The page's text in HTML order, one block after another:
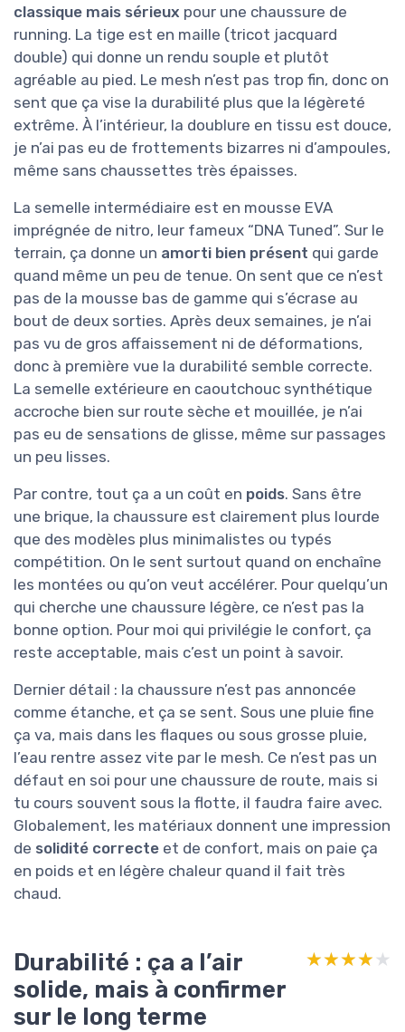
classique mais sérieux pour une chaussure de
running. La tige est en maille (tricot jacquard
double) qui donne un rendu souple et plutôt
agréable au pied. Le mesh n’est pas trop fin, donc on
sent que ça vise la durabilité plus que la légèreté
extrême. À l’intérieur, la doublure en tissu est douce,
je n’ai pas eu de frottements bizarres ni d’ampoules,
même sans chaussettes très épaisses.
La semelle intermédiaire est en mousse EVA
imprégnée de nitro, leur fameux “DNA Tuned”. Sur le
terrain, ça donne un amorti bien présent qui garde
quand même un peu de tenue. On sent que ce n’est
pas de la mousse bas de gamme qui s’écrase au
bout de deux sorties. Après deux semaines, je n’ai
pas vu de gros affaissement ni de déformations,
donc à première vue la durabilité semble correcte.
La semelle extérieure en caoutchouc synthétique
accroche bien sur route sèche et mouillée, je n’ai
pas eu de sensations de glisse, même sur passages
un peu lisses.
Par contre, tout ça a un coût en poids. Sans être
une brique, la chaussure est clairement plus lourde
que des modèles plus minimalistes ou typés
compétition. On le sent surtout quand on enchaîne
les montées ou qu’on veut accélérer. Pour quelqu’un
qui cherche une chaussure légère, ce n’est pas la
bonne option. Pour moi qui privilégie le confort, ça
reste acceptable, mais c’est un point à savoir.
Dernier détail : la chaussure n’est pas annoncée
comme étanche, et ça se sent. Sous une pluie fine
ça va, mais dans les flaques ou sous grosse pluie,
l’eau rentre assez vite par le mesh. Ce n’est pas un
défaut en soi pour une chaussure de route, mais si
tu cours souvent sous la flotte, il faudra faire avec.
Globalement, les matériaux donnent une impression
de solidité correcte et de confort, mais on paie ça
en poids et en légère chaleur quand il fait très
chaud.
Durabilité : ça a l’air
solide, mais à confirmer
sur le long terme
★★★★★
★★★★★